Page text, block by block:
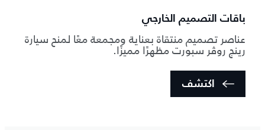
باقات التصميم الخارجي
عناصر تصميم منتقاة بعناية ومجمعة معًا لمنح سيارة
رينج روڤر سبورت مظهرًا مميزًا.
اكتشف